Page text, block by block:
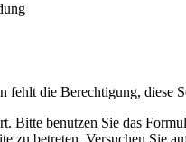
fehlt die Berechtigung, diese
Bitte benutzen Sie das
zu betreten. Versuchen Sie